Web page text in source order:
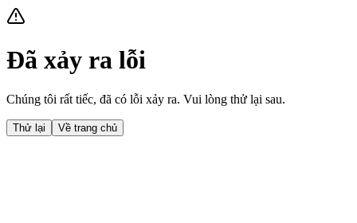
Đã xảy ra lỗi
Chúng tôi rất tiếc, đã có lỗi xảy ra. Vui lòng thử lại sau.
Thử lại Về trang chủ